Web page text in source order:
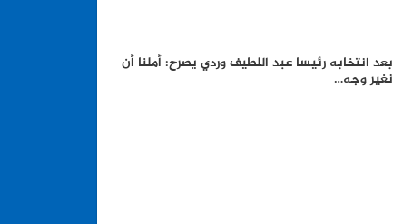
بعد انتخابه رئيسا عبد اللطيف وردي يصرح: أملنا أن
نغير وجه…